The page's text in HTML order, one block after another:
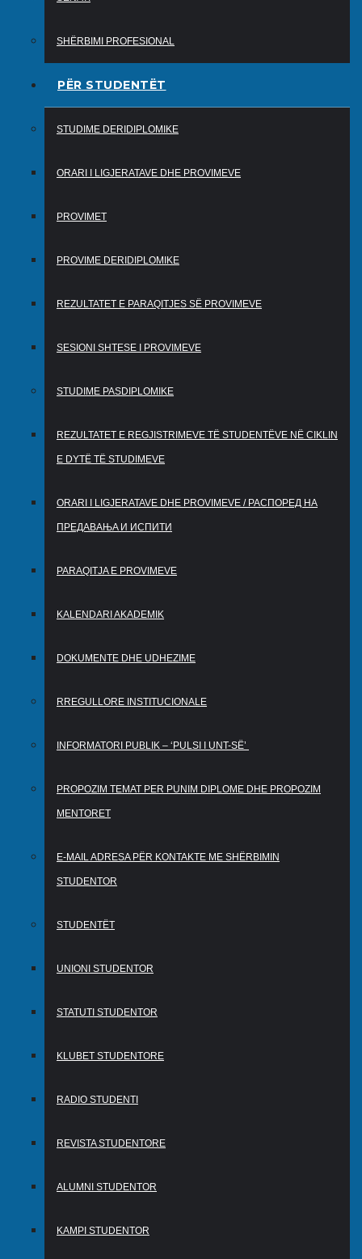
SHËRBIMI PROFESIONAL
PËR STUDENTËT
STUDIME DERIDIPLOMIKE
ORARI I LIGJERATAVE DHE PROVIMEVE
PROVIMET
PROVIME DERIDIPLOMIKE
REZULTATET E PARAQITJES SË PROVIMEVE
SESIONI SHTESE I PROVIMEVE
STUDIME PASDIPLOMIKE
REZULTATET E REGJISTRIMEVE TË STUDENTËVE NË CIKLIN
E DYTË TË STUDIMEVE
ORARI I LIGJERATAVE DHE PROVIMEVE / РАСПОРЕД НА
ПРЕДАВАЊA И ИСПИТИ
PARAQITJA E PROVIMEVE
KALENDARI AKADEMIK
DOKUMENTE DHE UDHEZIME
RREGULLORE INSTITUCIONALE
INFORMATORI PUBLIK – ‘PULSI I UNT-SË’
PROPOZIM TEMAT PER PUNIM DIPLOME DHE PROPOZIM
MENTORET
E-MAIL ADRESA PËR KONTAKTE ME SHËRBIMIN
STUDENTOR
STUDENTËT
UNIONI STUDENTOR
STATUTI STUDENTOR
KLUBET STUDENTORE
RADIO STUDENTI
REVISTA STUDENTORE
ALUMNI STUDENTOR
KAMPI STUDENTOR